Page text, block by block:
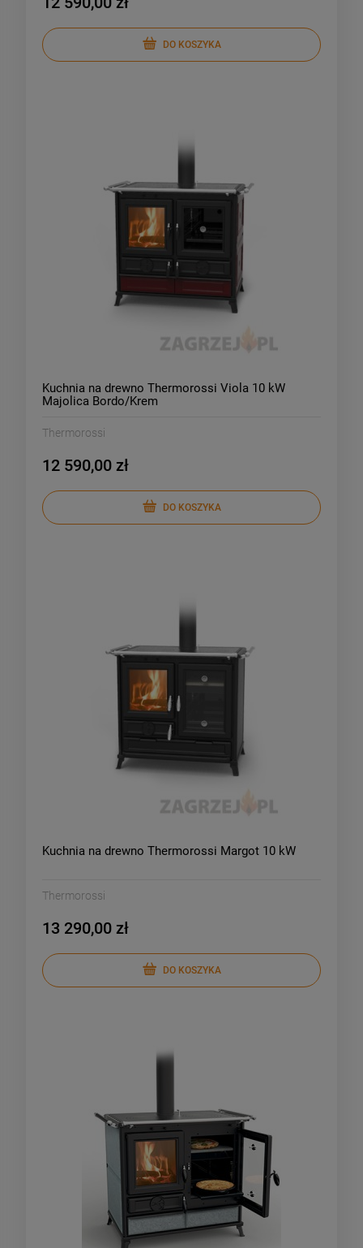
DO KOSZYKA
Kuchnia na drewno Thermorossi Viola 10 kW
Majolica Bordo/Krem
Thermorossi
12 590,00 zł
DO KOSZYKA
Kuchnia na drewno Thermorossi Margot 10 kW
Thermorossi
13 290,00 zł
DO KOSZYKA